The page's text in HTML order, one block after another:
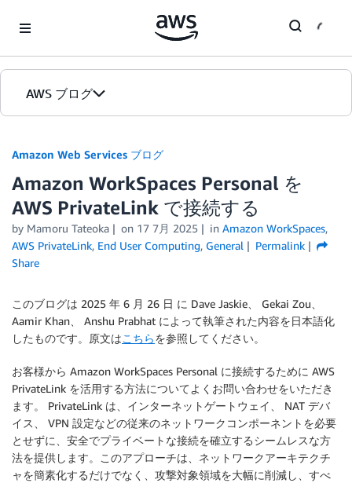
AWS ブログ
カテゴリ
エディション
Amazon Web Services ブログ
Amazon WorkSpaces Personal を
AWS PrivateLink で接続する
by Mamoru Tateoka on 17 7月 2025 in Amazon WorkSpaces,
AWS PrivateLink, End User Computing, General
Permalink
Share
このブログは 2025 年 6 月 26 日 に Dave Jaskie、 Gekai Zou、
Aamir Khan、 Anshu Prabhat によって執筆された内容を日本語化
したものです。原文はこちらを参照してください。
お客様から Amazon WorkSpaces Personal に接続するために AWS
PrivateLink を活用する方法についてよくお問い合わせをいただき
ます。 PrivateLink は、インターネットゲートウェイ、 NAT デバ
イス、 VPN 設定などの従来のネットワークコンポーネントを必要
とせずに、安全でプライベートな接続を確立するシームレスな方
法を提供します。このアプローチは、ネットワークアーキテクチ
ャを簡素化するだけでなく、攻撃対象領域を大幅に削減し、すべ